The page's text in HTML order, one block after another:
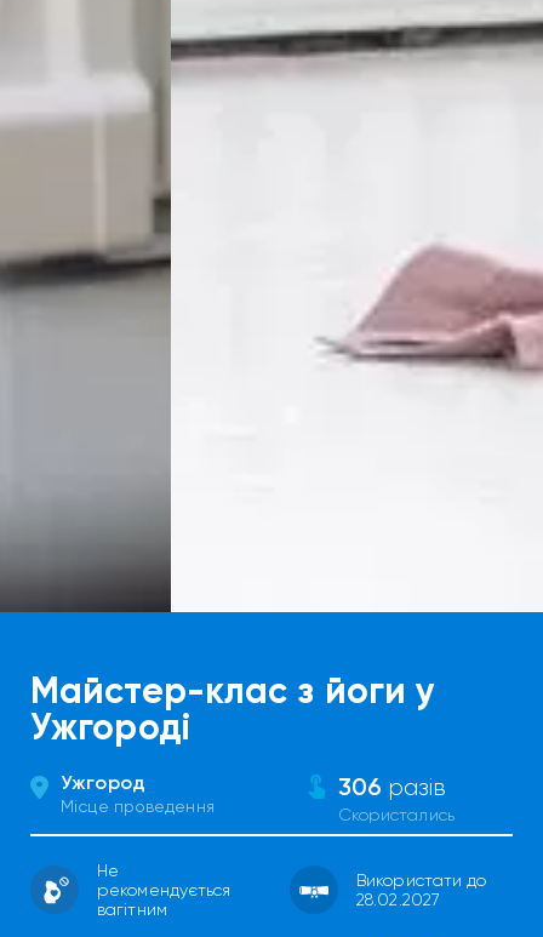
Майстер-клас з йоги у
Ужгороді
Ужгород
Місце проведення
306 разів
Скористались
Не
рекомендується
вагітним
Використати до
28.02.2027